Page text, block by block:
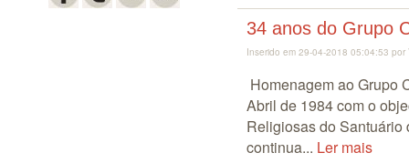
34 anos do Grupo
Inserido em 29-04-2018 05:04:53 por
Homenagem ao Grupo
Abril de 1984 com o
Religiosas do Santuário
continua... Ler mais